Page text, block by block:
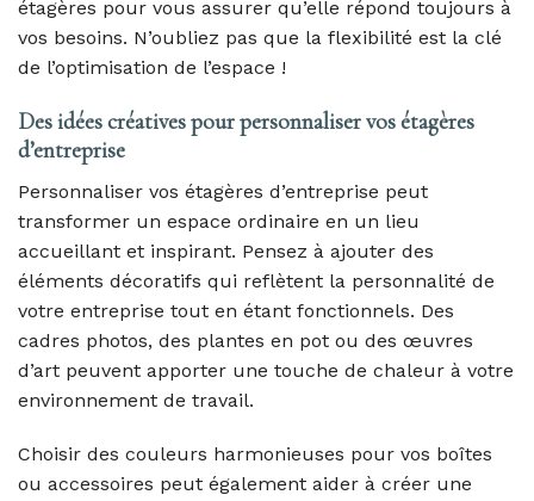
étagères pour vous assurer qu’elle répond toujours à
vos besoins. N’oubliez pas que la flexibilité est la clé
de l’optimisation de l’espace !
Des idées créatives pour personnaliser vos étagères
d’entreprise
Personnaliser vos étagères d’entreprise peut
transformer un espace ordinaire en un lieu
accueillant et inspirant. Pensez à ajouter des
éléments décoratifs qui reflètent la personnalité de
votre entreprise tout en étant fonctionnels. Des
cadres photos, des plantes en pot ou des œuvres
d’art peuvent apporter une touche de chaleur à votre
environnement de travail.
Choisir des couleurs harmonieuses pour vos boîtes
ou accessoires peut également aider à créer une